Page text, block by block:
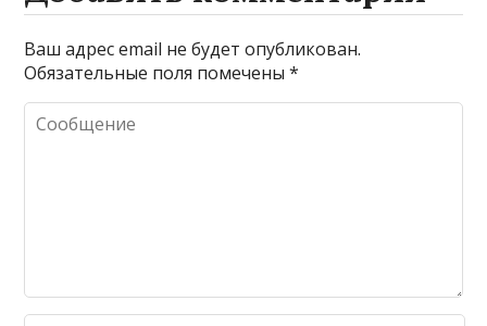
Ваш адрес email не будет опубликован.
Обязательные поля помечены*